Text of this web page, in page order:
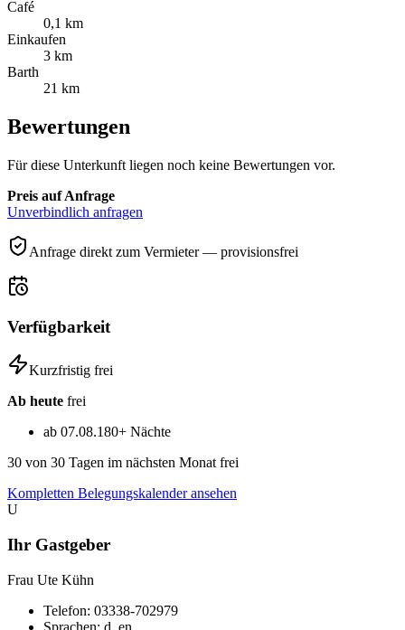
Café
0,1 km
Einkaufen
3 km
Barth
21 km
Bewertungen
Für diese Unterkunft liegen noch keine Bewertungen vor.
Preis auf Anfrage
Unverbindlich anfragen
Anfrage direkt zum Vermieter — provisionsfrei
Verfügbarkeit
Kurzfristig frei
Ab heute frei
ab 07.08.180+ Nächte
30 von 30 Tagen im nächsten Monat frei
Kompletten Belegungskalender ansehen
U
Ihr Gastgeber
Frau Ute Kühn
Telefon: 03338-702979
Sprachen: d, en